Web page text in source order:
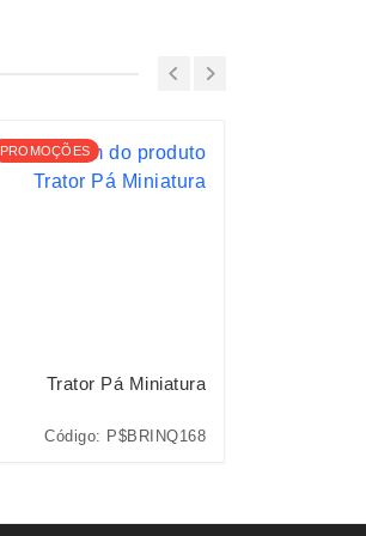
PROMOÇÕES
Trator Pá Miniatura
Código: P$BRINQ168